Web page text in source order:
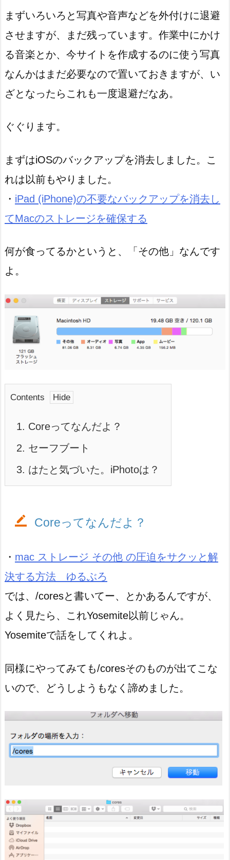
まずいろいろと写真や音声などを外付けに退避
させますが、まだ残っています。作業中にかけ
る音楽とか、今サイトを作成するのに使う写真
なんかはまだ必要なので置いておきますが、い
ざとなったらこれも一度退避だなあ。
ぐぐります。
まずはiOSのバックアップを消去しました。こ
れは以前もやりました。
・ iPad (iPhone)の不要なバックアップを消去し
てMacのストレージを確保する
何が食ってるかというと、「その他」なんです
よ。
Contents
1. Coreってなんだよ？
2. セーフブート
3. はたと気づいた。iPhotoは？
Coreってなんだよ？
・ mac ストレージ その他 の圧迫をサクッと解
決する方法 ゆるぶろ
では、/coresと書いてー、とかあるんですが、
よく見たら、これYosemite以前じゃん。
Yosemiteで話をしてくれよ。
同様にやってみても/coresそのものが出てこな
いので、どうしようもなく諦めました。